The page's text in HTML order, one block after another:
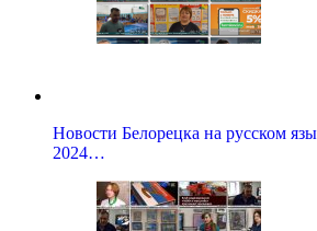
Новости Белорецка на русском
2024…